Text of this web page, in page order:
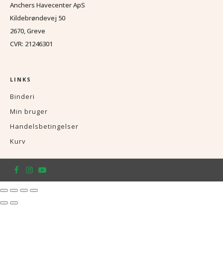
Anchers Havecenter ApS
Kildebrøndevej 50
2670, Greve
CVR: 21246301
LINKS
Binderi
Min bruger
Handelsbetingelser
Kurv